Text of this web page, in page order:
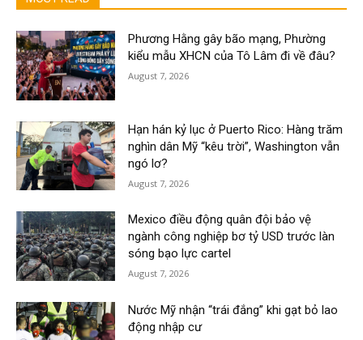
Phương Hằng gây bão mạng, Phường
kiểu mẫu XHCN của Tô Lâm đi về đâu?
August 7, 2026
Hạn hán kỷ lục ở Puerto Rico: Hàng trăm
nghìn dân Mỹ “kêu trời”, Washington vẫn
ngó lơ?
August 7, 2026
Mexico điều động quân đội bảo vệ
ngành công nghiệp bơ tỷ USD trước làn
sóng bạo lực cartel
August 7, 2026
Nước Mỹ nhận “trái đắng” khi gạt bỏ lao
động nhập cư